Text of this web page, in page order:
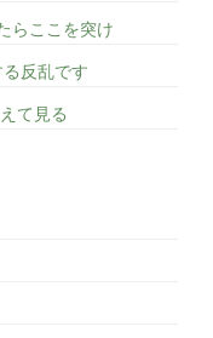
らここを突け
反乱です
て見る